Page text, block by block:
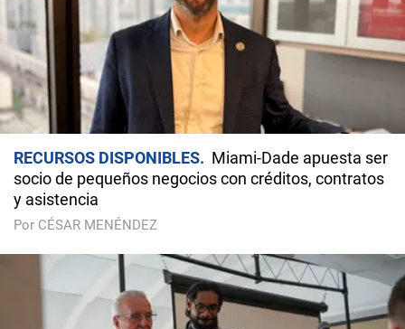
RECURSOS DISPONIBLES
Miami-Dade apuesta ser
socio de pequeños negocios con créditos, contratos
y asistencia
Por CÉSAR MENÉNDEZ